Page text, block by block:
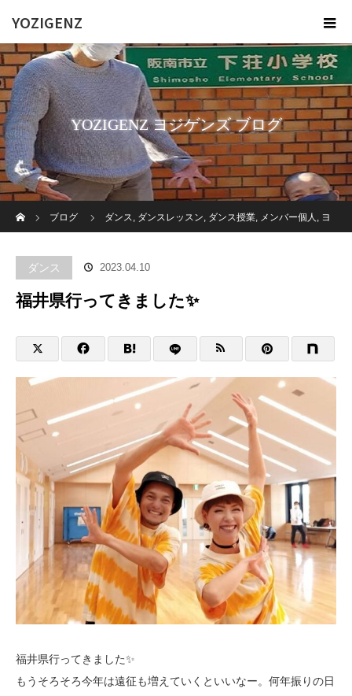
YOZIGENZ
YOZIGENZ ヨジゲンズ ブログ
ブログ
ダンス, ダンスレッスン, ダンス授業, メンバー個人 , ヨ
ダンス 2023.04.10
福井県行ってきました✨
福井県行ってきました✨
もうそろそろ今年は遠征も増えていくといいなー。何年振りの日